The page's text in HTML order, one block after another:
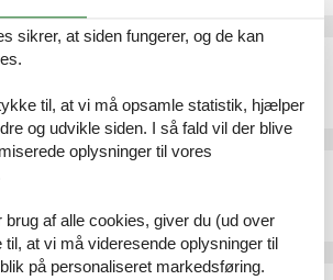
Middelalderborg
sikrer, at siden fungerer, og de kan
til, at vi må opsamle statistik, hjælper
og udvikle siden. I så fald vil der blive
oplysninger til vores
af alle cookies, giver du (ud over
at vi må videresende oplysninger til
på personaliseret markedsføring.